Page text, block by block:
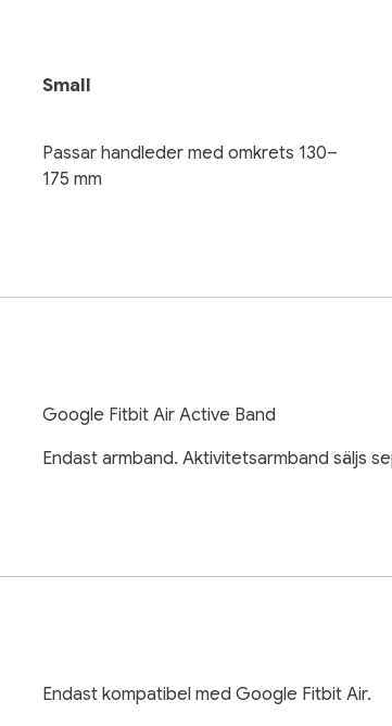
Small
Passar handleder med omkrets 130–
175 mm
Google Fitbit Air Active Band
Endast armband. Aktivitetsarmband säljs
Endast kompatibel med Google Fitbit Air.